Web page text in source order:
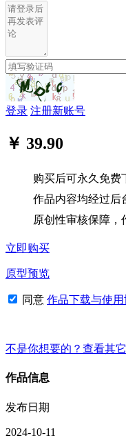
登录 注册新账号
￥ 39.90
购买后可永久免费
作品内容均经过后
原创性审核保障，
立即购买
原型预览
同意 作品下载与使用
不是你想要的？查看其
作品信息
发布日期
2024-10-11